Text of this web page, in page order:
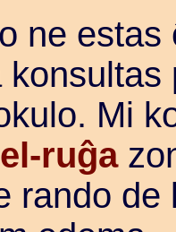
ne
Mi
ruĝa
rando